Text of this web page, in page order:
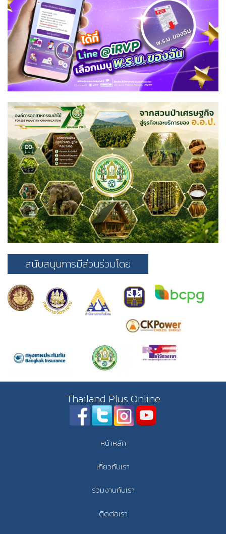
สนับสนุนการมีส่วนร่วมโดย
Thailand Plus Online
หน้าหลัก
เกี่ยวกับเรา
ร่วมงานกับเรา
ติดต่อเรา